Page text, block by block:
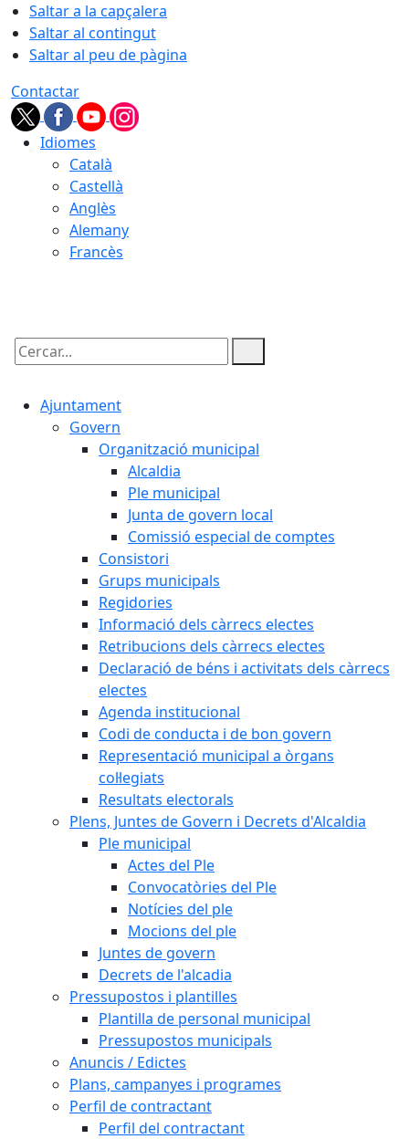
Saltar a la capçalera
Saltar al contingut
Saltar al peu de pàgina
Contactar
Idiomes
Català
Castellà
Anglès
Alemany
Francès
Cercar:
Ajuntament
Govern
Organització municipal
Alcaldia
Ple municipal
Junta de govern local
Comissió especial de comptes
Consistori
Grups municipals
Regidories
Informació dels càrrecs electes
Retribucions dels càrrecs electes
Declaració de béns i activitats dels càrrecs
electes
Agenda institucional
Codi de conducta i de bon govern
Representació municipal a òrgans
col·legiats
Resultats electorals
Plens, Juntes de Govern i Decrets d'Alcaldia
Ple municipal
Actes del Ple
Convocatòries del Ple
Notícies del ple
Mocions del ple
Juntes de govern
Decrets de l'alcadia
Pressupostos i plantilles
Plantilla de personal municipal
Pressupostos municipals
Anuncis / Edictes
Plans, campanyes i programes
Perfil de contractant
Perfil del contractant